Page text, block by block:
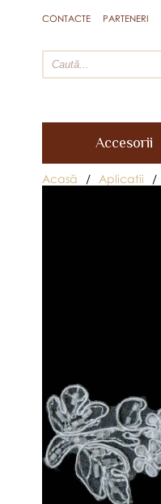
CONTACTE PARTENERI
Accesorii
Acasă / Aplicatii /